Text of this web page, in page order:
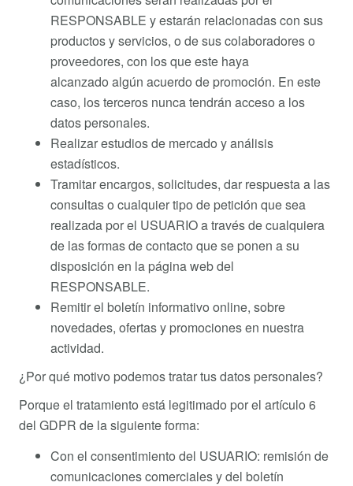
RESPONSABLE y estarán relacionadas con sus
productos y servicios, o de sus colaboradores o
proveedores, con los que este haya
alcanzado algún acuerdo de promoción. En este
caso, los terceros nunca tendrán acceso a los
datos personales.
Realizar estudios de mercado y análisis
estadísticos.
Tramitar encargos, solicitudes, dar respuesta a las
consultas o cualquier tipo de petición que sea
realizada por el USUARIO a través de cualquiera
de las formas de contacto que se ponen a su
disposición en la página web del
RESPONSABLE.
Remitir el boletín informativo online, sobre
novedades, ofertas y promociones en nuestra
actividad.
¿Por qué motivo podemos tratar tus datos personales?
Porque el tratamiento está legitimado por el artículo 6
del GDPR de la siguiente forma:
Con el consentimiento del USUARIO: remisión de
comunicaciones comerciales y del boletín